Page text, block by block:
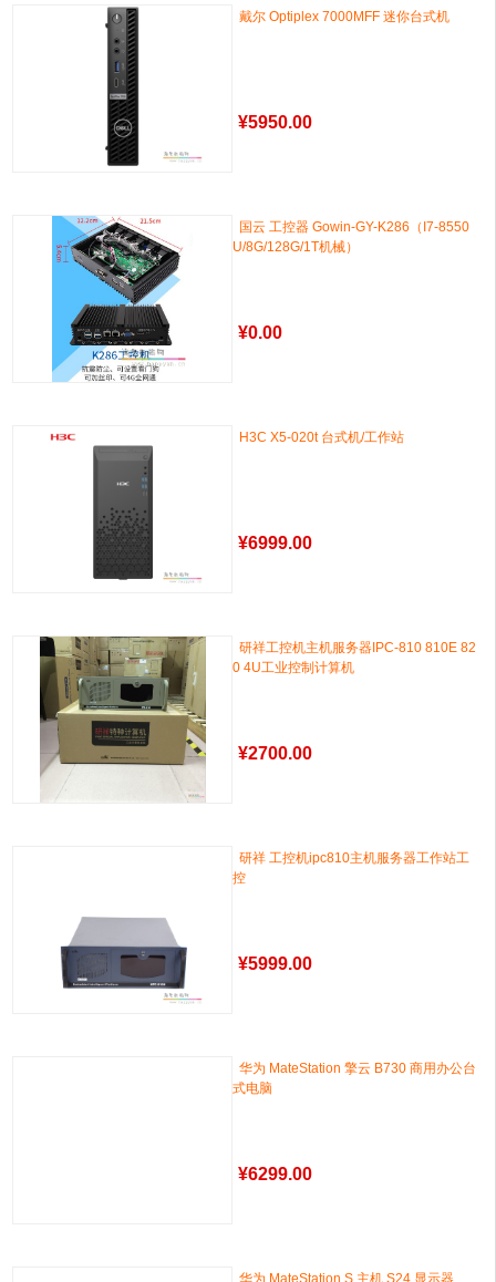
戴尔 Optiplex 7000MFF 迷你台式机
¥5950.00
国云 工控器 Gowin-GY-K286（I7-8550
U/8G/128G/1T机械）
¥0.00
H3C X5-020t 台式机/工作站
¥6999.00
研祥工控机主机服务器IPC-810 810E 82
0 4U工业控制计算机
¥2700.00
研祥 工控机ipc810主机服务器工作站工
控
¥5999.00
华为 MateStation 擎云 B730 商用办公台
式电脑
¥6299.00
华为 MateStation S 主机 S24 显示器